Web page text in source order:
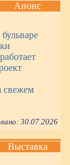
Анонс
свежем
30.07.2026
Выставка